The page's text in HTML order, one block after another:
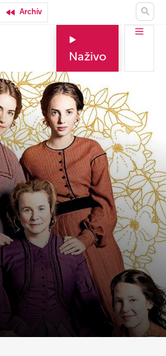
Archív
Naživo